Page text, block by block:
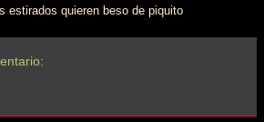
estirados quieren beso de piquito